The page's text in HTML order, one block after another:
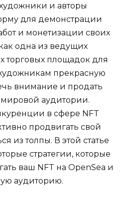
и авторы
для демонстрации
и монетизации своих
одна из ведущих
торговых площадок для
прекрасную
внимание и продать
аудитории.
в сфере NFT
продвигать свой
из толпы. В этой статье
стратегии, которые
ваш NFT на OpenSea и
аудиторию.